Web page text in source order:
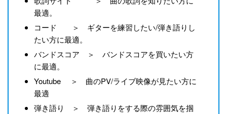
最適。
コード ＞ ギターを練習したい/弾き語りし
たい方に最適。
バンドスコア ＞ バンドスコアを買いたい方
に最適。
Youtube ＞ 曲のPV/ライブ映像が見たい方に
最適
弾き語り ＞ 弾き語りをする際の雰囲気を掴